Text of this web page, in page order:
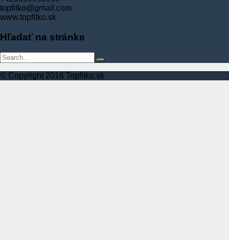
topfitko@gmail.com
www.topfitko.sk
Hľadať na stránke
© Copyright 2016 Topfitko.sk